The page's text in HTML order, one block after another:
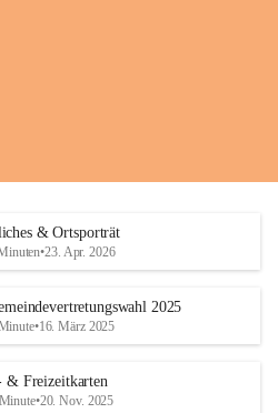
& Ortsporträt
•23. Apr. 2026
2025
•16. März 2025
& Freizeitkarten
•20. Nov. 2025